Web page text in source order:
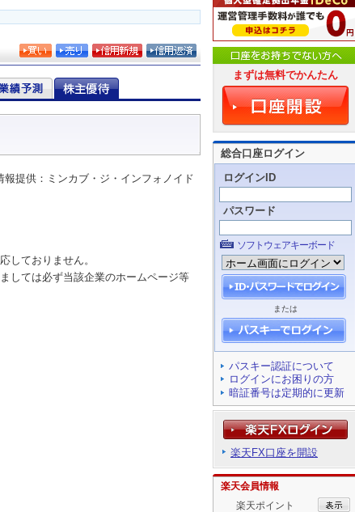
報提供：ミンカブ・ジ・インフォノイド
しておりません。
しては必ず当該企業のホームページ等
まずは無料でかんたん
総合口座ログイン
ログインID
パスワード
ソフトウェアキーボード
または
パスキー認証について
ログインにお困りの方
暗証番号は定期的に更新
楽天FX口座を開設
楽天会員情報
楽天ポイント